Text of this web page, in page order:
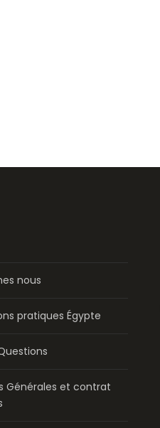
nous
pratiques Égypte
Générales et contrat